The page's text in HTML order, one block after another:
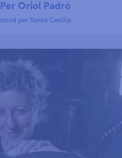
Per Oriol Padró
per Santa Cecília